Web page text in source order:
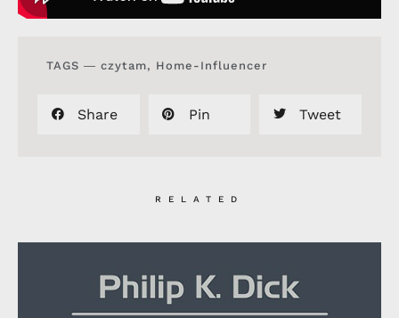
TAGS ― czytam, Home-Influencer
Share Pin Tweet
RELATED